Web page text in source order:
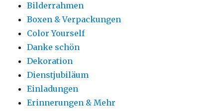
Bilderrahmen
Boxen & Verpackungen
Color Yourself
Danke schön
Dekoration
Dienstjubiläum
Einladungen
Erinnerungen & Mehr